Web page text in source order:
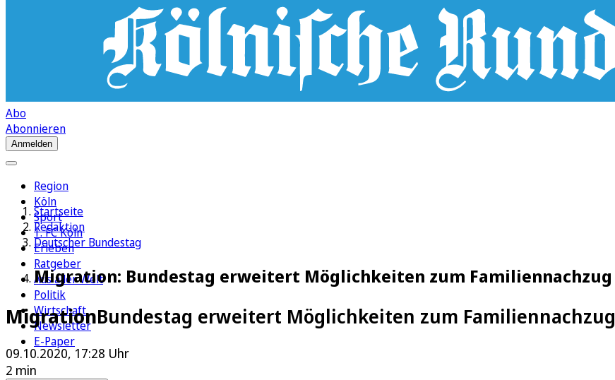
Abo
Abonnieren
Anmelden
Region
Köln
Sport
1. FC Köln
Erleben
Ratgeber
Aus aller Welt
Politik
Wirtschaft
Newsletter
E-Paper
Startseite
Redaktion
Deutscher Bundestag
Migration: Bundestag erweitert Möglichkeiten zum Familiennachzug
MigrationBundestag erweitert Möglichkeiten zum Familiennachzug
09.10.2020, 17:28 Uhr
2 min